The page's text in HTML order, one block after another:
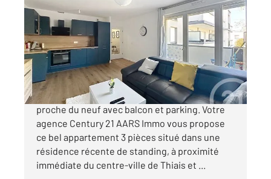
65,35 m
Ref : 27470
Appartement F3 à vendre
299 000 €
THIAIS Centre-ville Appartement 3 pièces
proche du neuf avec balcon et parking. Votre
agence Century 21 AARS Immo vous propose
ce bel appartement 3 pièces situé dans une
résidence récente de standing, à proximité
immédiate du centre-ville de Thiais et ...